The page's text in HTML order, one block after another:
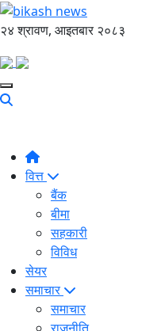
२४ श्रावण, आइतबार २०८३
वित्त
बैंक
बीमा
सहकारी
विविध
सेयर
समाचार
समाचार